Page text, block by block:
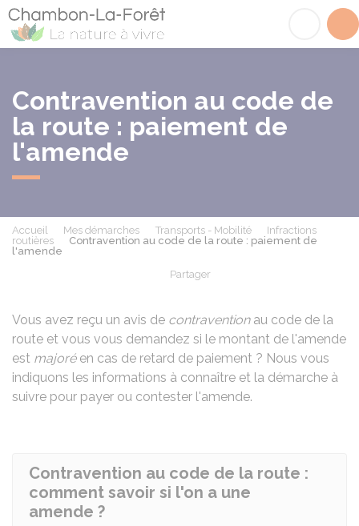
Contravention au code de
la route : paiement de
l'amende
Accueil Mes démarches Transports - Mobilité
Infractions
routières
Contravention au code de la route : paiement de
l'amende
Partager
Vous avez reçu un avis de contraventionau code de la
route et vous vous demandez si le montant de l'amende
est majoréen cas de retard de paiement ? Nous vous
indiquons les informations à connaître et la démarche à
suivre pour payer ou contester l'amende.
Contravention au code de la route :
comment savoir si l'on a une
amende ?